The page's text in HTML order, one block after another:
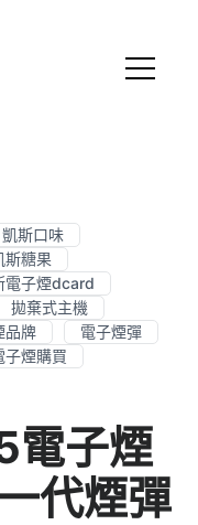
凱斯口味
斯糖果
電子煙dcard
拋棄式主機
品牌
電子煙彈
子煙購買
子煙
代煙彈